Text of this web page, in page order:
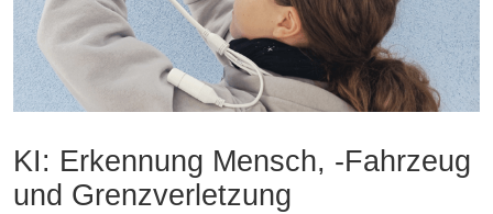
KI: Erkennung Mensch, -Fahrzeug
und Grenzverletzung